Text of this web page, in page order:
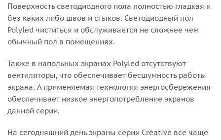
Поверхность светодиодного пола полностью гладкая и
без каких либо швов и стыков. Светодиодный пол
Polyled чиститься и обслуживается не сложнее чем
обычный пол в помещениях.
Также в напольных экранах Polyled отсутствуют
вентиляторы, что обеспечивает бесшумность работы
экрана. А применяемая технология энергосбережения
обеспечивает низкое энергопотребление экранов
данной серии.
На сегодняшний день экраны серии Creative все чаще